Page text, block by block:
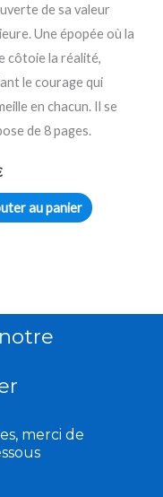
de sa valeur
Une épopée où la
côtoie la réalité,
le courage qui
en chacun. Il se
de 8 pages.
au panier
merci de